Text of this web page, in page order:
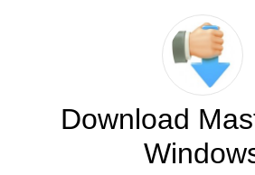
Download